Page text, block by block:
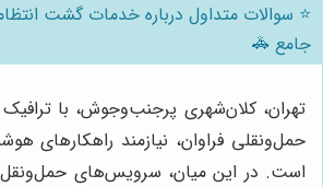
⭐️ سوالات متداول درباره خدمات گشت
جامع 🚓
تهران، کلان‌شهری پرجنب‌وجوش، با
حمل‌ونقلی فراوان، نیازمند راهکارهای
است. در این میان، سرویس‌های حمل‌ونقل